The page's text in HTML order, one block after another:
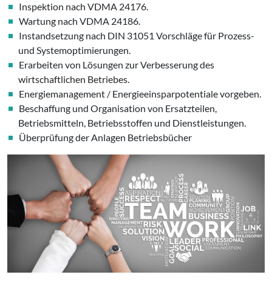
Inspektion nach VDMA 24176.
Wartung nach VDMA 24186.
Instandsetzung nach DIN 31051 Vorschläge für Prozess-
und Systemoptimierungen.
Erarbeiten von Lösungen zur Verbesserung des
wirtschaftlichen Betriebes.
Energiemanagement / Energieeinsparpotentiale vorgeben.
Beschaffung und Organisation von Ersatzteilen,
Betriebsmitteln, Betriebsstoffen und Dienstleistungen.
Überprüfung der Anlagen Betriebsbücher